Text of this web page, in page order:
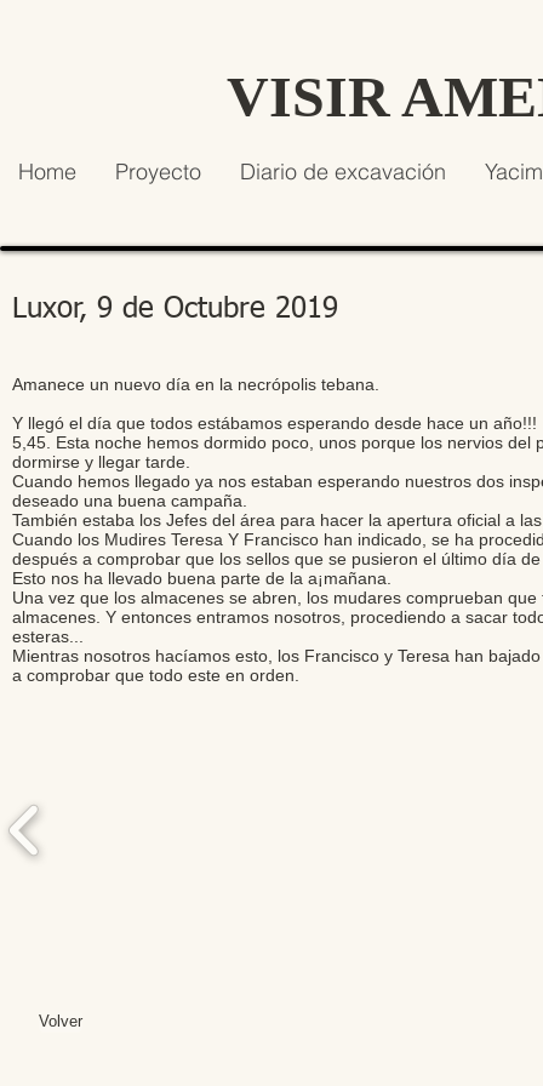
VISIR
Home Proyecto Diario de excavación
Luxor, 9 de Octubre 2019
Amanece un nuevo día en la necrópolis tebana.
Y llegó el día que todos estábamos esperando desde hace un
5,45. Esta noche hemos dormido poco, unos porque los nervios
dormirse y llegar tarde.
Cuando hemos llegado ya nos estaban esperando nuestros dos
deseado una buena campaña.
También estaba los Jefes del área para hacer la apertura oficial a
Cuando los Mudires Teresa Y Francisco han indicado, se ha
después a comprobar que los sellos que se pusieron el último día
Esto nos ha llevado buena parte de la a¡mañana.
Una vez que los almacenes se abren, los mudares comprueban
almacenes. Y entonces entramos nosotros, procediendo a sacar
esteras...
Mientras nosotros hacíamos esto, los Francisco y Teresa han
a comprobar que todo este en orden.
Volver